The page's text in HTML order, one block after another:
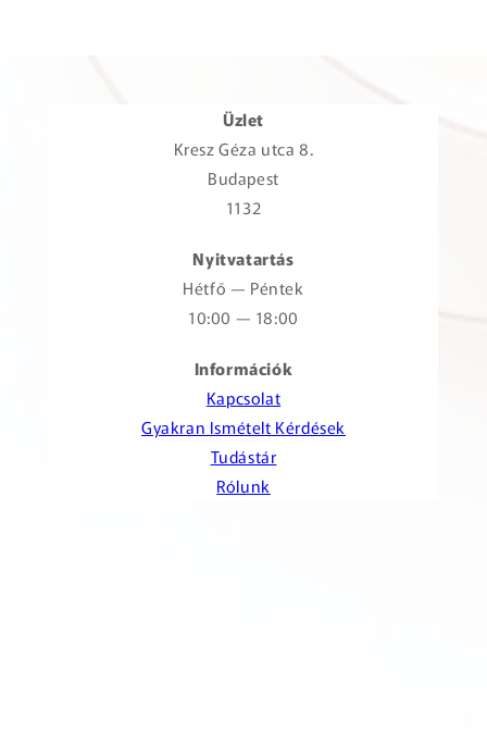
Üzlet
Kresz Géza utca 8.
Budapest
1132
Nyitvatartás
Hétfő — Péntek
10:00 — 18:00
Információk
Kapcsolat
Gyakran Ismételt Kérdések
Tudástár
Rólunk